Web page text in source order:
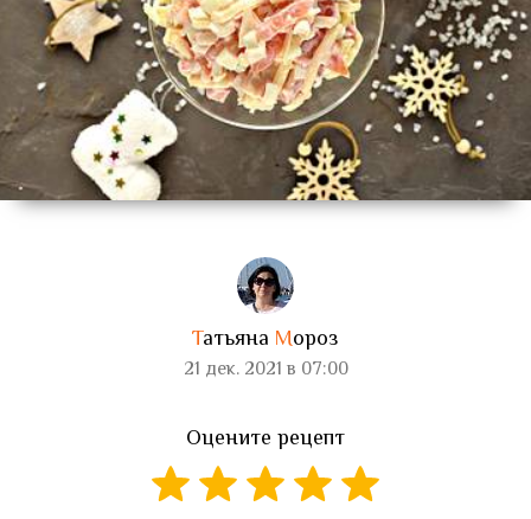
Татьяна Мороз
21 дек. 2021 в 07:00
Оцените рецепт